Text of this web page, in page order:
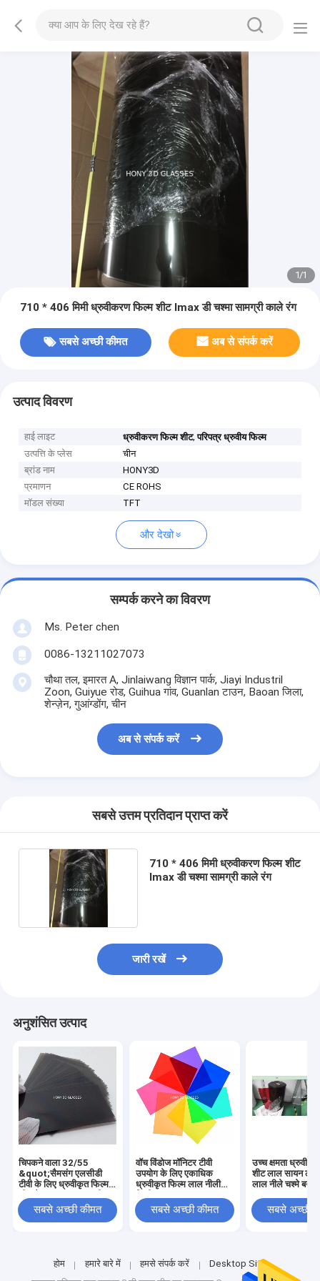
1/1
710 * 406 मिमी ध्रुवीकरण फिल्म शीट Imax डी चश्मा सामग्री काले रंग
सबसे अच्छी कीमत अब से संपर्क करें
उत्पाद विवरण
हाई लाइट ध्रुवीकरण फिल्म शीट,परिपत्र ध्रुवीय फिल्म
उत्पत्ति के प्लेस
चीन
ब्रांड नाम
HONY3D
प्रमाणन
CE ROHS
मॉडल संख्या
TFT
और देखो
सम्पर्क करने का विवरण
Ms. Peter chen
0086-13211027073
चौथा तल, इमारत A, Jinlaiwang विज्ञान पार्क, Jiayi Industril
Zoon, Guiyue रोड, Guihua गांव, Guanlan टाउन, Baoan जिला,
शेन्ज़ेन, गुआंग्डोंग, चीन
अब से संपर्क करें
सबसे उत्तम प्रतिदान प्राप्त करें
710 * 406 मिमी ध्रुवीकरण फिल्म शीट
Imax डी चश्मा सामग्री काले रंग
जारी रखें
अनुशंसित उत्पाद
चिपकने वाला 32/55
&quot;सैमसंग एलसीडी
टीवी के लिए ध्रुवीकृत फिल्म
सबसे अच्छी कीमत
वॉच विंडोज मॉनिटर टीवी
उपयोग के लिए एकाधिक
ध्रुवीकृत फिल्म लाल नीली
सबसे अच्छी कीमत
उच्च क्षमता
शीट लाल सायन लेंस
लाल नीले चश्मे
सबसे अच्छी
होम हमारे बारे में हमसे संपर्क करें
Desktop Site